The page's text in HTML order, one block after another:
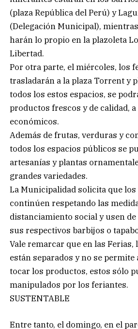
(plaza República del Perú) y
(Delegación Municipal),
harán lo propio en la plazoleta
Libertad.
Por otra parte, el miércoles, los
trasladarán a la plaza Torrent y
todos los estos espacios, se
productos frescos y de calidad,
económicos.
Además de frutas, verduras y
todos los espacios públicos se
artesanías y plantas
grandes variedades.
La Municipalidad solicita que los
continúen respetando las
distanciamiento social y usen
sus respectivos barbijos o
Vale remarcar que en las
están separados y no se permite
tocar los productos, estos sólo
manipulados por los feriantes.
SUSTENTABLE
Entre tanto, el domingo, en el